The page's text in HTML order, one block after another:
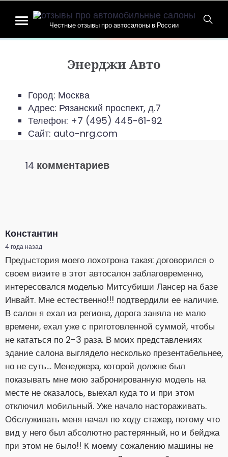
Честные отзывы про автосалоны в России
Энерджи Авто
Город: Москва
Адрес: Рязанский проспект, д.7
Телефон: +7 (495) 445-61-92
Сайт: auto-nrg.com
14 комментариев
Константин
4 года назад
Предыстория моего лохотрона такая: договорился о
своем визите в этот автосалон заблаговременно,
интересовался моделью Митсубиши Лансер на базе
Инвайт. Мне естественно!!! подтвердили ее наличие.
В салон я ехал из региона, дорога заняла не мало
времени, ехал уже с приготовленной суммой, чтобы
не кататься по 2-3 раза. В моих представлениях
здание салона выглядело несколько презентабельнее,
но не суть… Менеджера, которой должне был
показывать мне мою забронированную модель на
месте не оказалось, выехал куда то и при этом
отключил мобильный. Уже начало настораживать.
Обслуживать меня начал по ходу стажер, потому что
вид у него был абсолютно растерянный, но и бейджа
при этом не было!! К моему сожалению машины не